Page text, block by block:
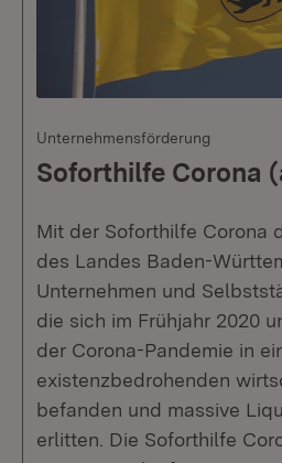
Unternehmensförderung
Soforthilfe Corona
Mit der Soforthilfe Corona
des Landes Baden-
Unternehmen und
die sich im Frühjahr 2020
der Corona-Pandemie in
existenzbedrohenden
befanden und massive
erlitten. Die Soforthilfe